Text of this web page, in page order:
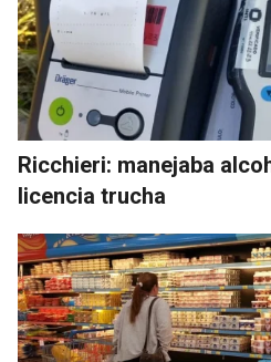
Ricchieri: manejaba
licencia trucha